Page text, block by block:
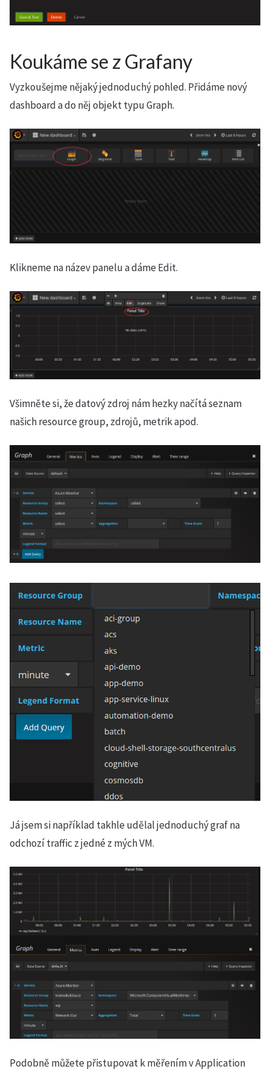
Koukáme se z Grafany
Vyzkoušejme nějaký jednoduchý pohled. Přidáme nový
dashboard a do něj objekt typu Graph.
Klikneme na název panelu a dáme Edit.
Všimněte si, že datový zdroj nám hezky načítá seznam
našich resource group, zdrojů, metrik apod.
Já jsem si například takhle udělal jednoduchý graf na
odchozí traffic z jedné z mých VM.
Podobně můžete přistupovat k měřením v Application